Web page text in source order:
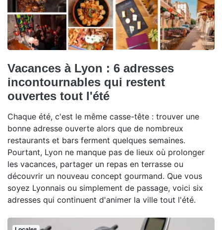
Vacances à Lyon : 6 adresses
incontournables qui restent
ouvertes tout l'été
Chaque été, c'est le même casse-tête : trouver une
bonne adresse ouverte alors que de nombreux
restaurants et bars ferment quelques semaines.
Pourtant, Lyon ne manque pas de lieux où prolonger
les vacances, partager un repas en terrasse ou
découvrir un nouveau concept gourmand. Que vous
soyez Lyonnais ou simplement de passage, voici six
adresses qui continuent d'animer la ville tout l'été.